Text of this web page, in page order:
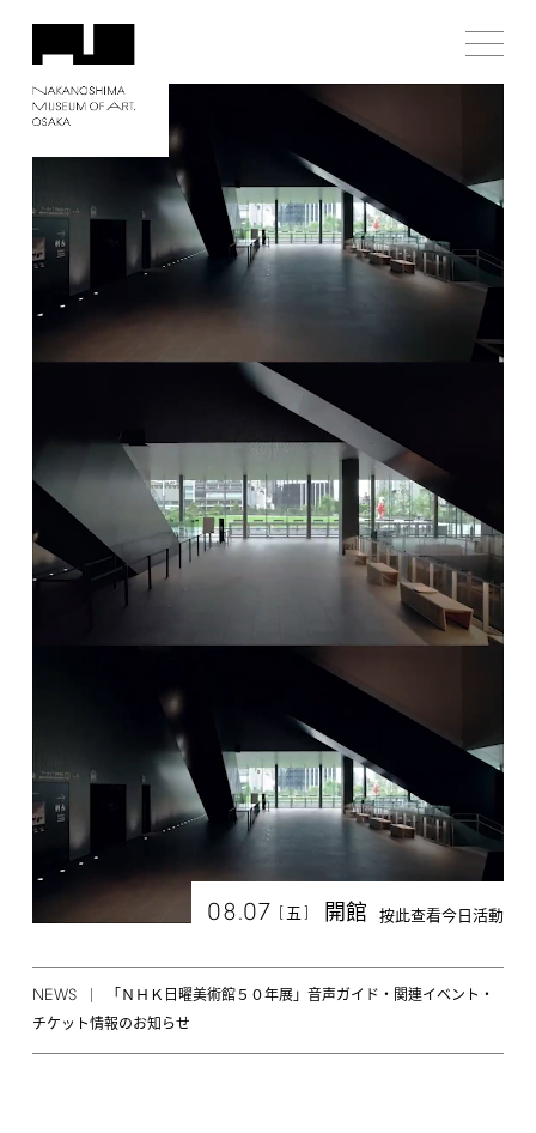
08.07 [ 五 ] 開館 按此查看今日活動
NEWS
「ＮＨＫ日曜美術館５０年展」音声ガイド・関連イベント・
チケット情報のお知らせ